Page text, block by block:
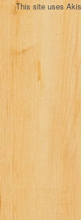
This site uses